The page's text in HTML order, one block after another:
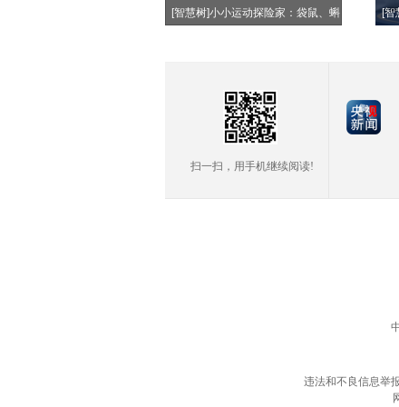
[智慧树]小小运动探险家：袋鼠、蝌
[智
扫一扫，用手机继续阅读!
违法和不良信息举